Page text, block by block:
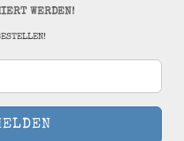
WERDEN!